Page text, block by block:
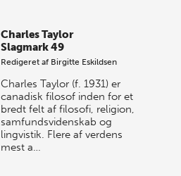
Charles Taylor
Slagmark 49
Redigeret af Birgitte Eskildsen
Charles Taylor (f. 1931) er
canadisk filosof inden for et
bredt felt af filosofi, religion,
samfundsvidenskab og
lingvistik. Flere af verdens
mest a…